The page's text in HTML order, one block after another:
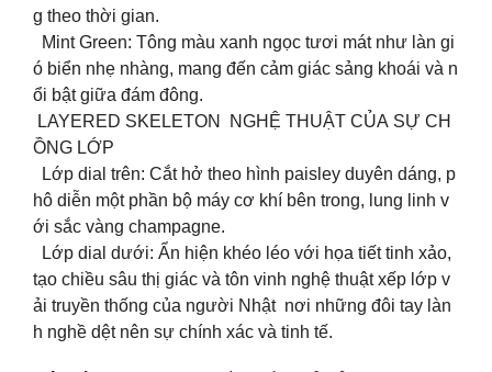
g theo thời gian.
Mint Green: Tông màu xanh ngọc tươi mát như làn gi
ó biển nhẹ nhàng, mang đến cảm giác sảng khoái và n
ổi bật giữa đám đông.
LAYERED SKELETON NGHỆ THUẬT CỦA SỰ CH
ỒNG LỚP
Lớp dial trên: Cắt hở theo hình paisley duyên dáng, p
hô diễn một phần bộ máy cơ khí bên trong, lung linh v
ới sắc vàng champagne.
Lớp dial dưới: Ẩn hiện khéo léo với họa tiết tinh xảo,
tạo chiều sâu thị giác và tôn vinh nghệ thuật xếp lớp v
ải truyền thống của người Nhật nơi những đôi tay làn
h nghề dệt nên sự chính xác và tinh tế.